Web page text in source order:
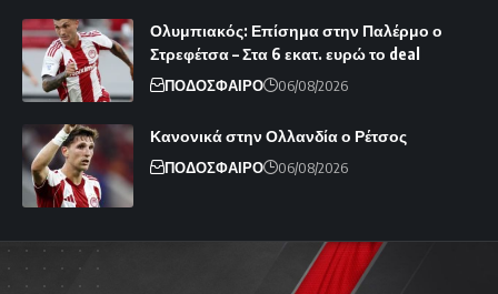
Ολυμπιακός: Επίσημα στην Παλέρμο ο
Στρεφέτσα – Στα 6 εκατ. ευρώ το deal
ΠΟΔΟΣΦΑΙΡΟ 06/08/2026
Κανονικά στην Ολλανδία ο Ρέτσος
ΠΟΔΟΣΦΑΙΡΟ 06/08/2026